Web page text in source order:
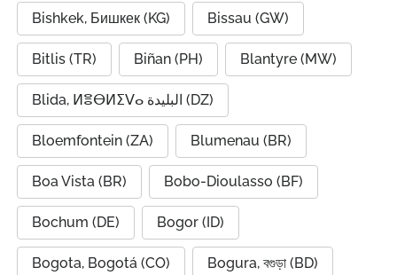
Bishkek, Бишкек (KG) Bissau (GW)
Bitlis (TR) Biñan (PH) Blantyre (MW)
Blida, ⵍⴻⴱⵍⵉⴸⴰ البليدة (DZ)
Bloemfontein (ZA) Blumenau (BR)
Boa Vista (BR) Bobo-Dioulasso (BF)
Bochum (DE) Bogor (ID)
Bogota, Bogotá (CO) Bogura, বগুড়া (BD)